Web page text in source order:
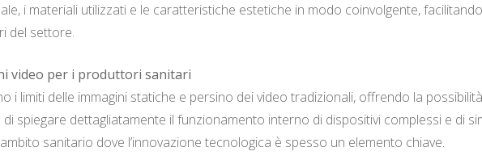
i materiali utilizzati e le caratteristiche estetiche in modo coinvolgente,
del settore.
video per i produttori sanitari
i limiti delle immagini statiche e persino dei video tradizionali, offrendo la
spiegare dettagliatamente il funzionamento interno di dispositivi complessi e di
sanitario dove l’innovazione tecnologica è spesso un elemento chiave.